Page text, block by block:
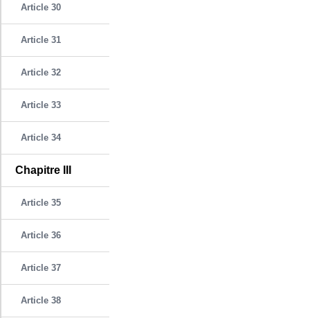
Article 30
Article 31
Article 32
Article 33
Article 34
Chapitre III
Article 35
Article 36
Article 37
Article 38